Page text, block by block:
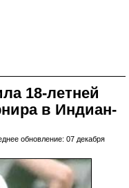
18-летней
в Индиан-
обновление: 07 декабря